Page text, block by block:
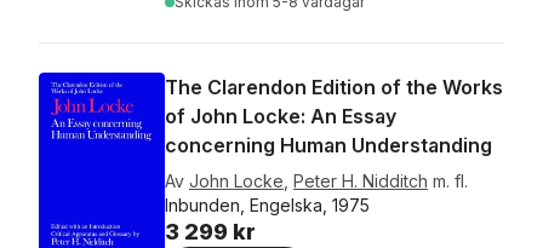
The Clarendon Edition of the Works
of John Locke: An Essay
concerning Human Understanding
Av John Locke Peter H. Nidditch m. fl.
Inbunden, Engelska, 1975
3 299 kr